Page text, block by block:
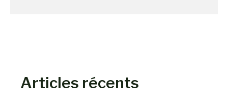
Articles récents